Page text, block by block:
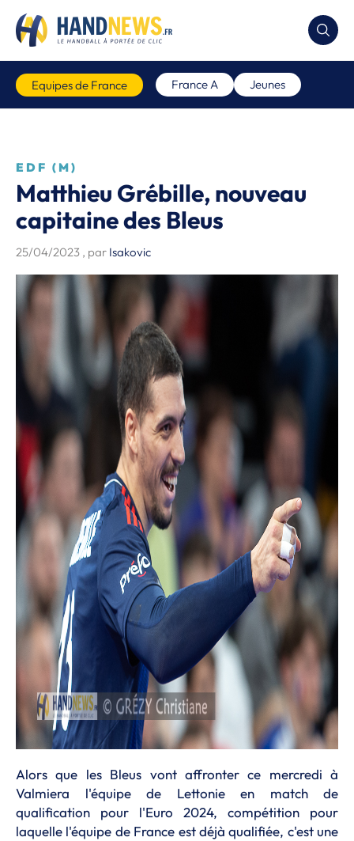
Equipes de France France A Jeunes
EDF (M)
Matthieu Grébille, nouveau
capitaine des Bleus
25/04/2023 , par Isakovic
Alors que les Bleus vont affronter ce mercredi à
Valmiera l'équipe de Lettonie en match de
qualification pour l'Euro 2024, compétition pour
laquelle l'équipe de France est déjà qualifiée, c'est une